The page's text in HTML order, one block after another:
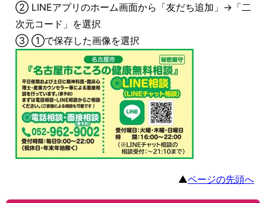
② LINEアプリのホーム画面から「友だち追加」→「二
次元コード」を選択
③ ①で保存した画像を選択
▲ページの先頭へ